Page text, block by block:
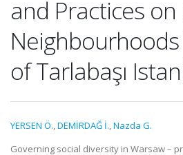
and Practices on
Neighbourhoods
of Tarlabaşı
YERSEN Ö.,DEMİRDAĞ İ.,Nazda G.
Governing social diversity in Warsaw –